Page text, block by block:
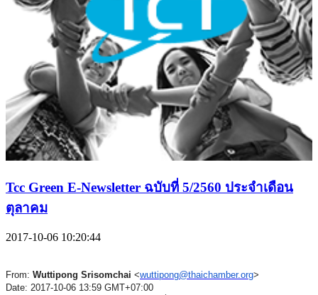
Tcc Green E-Newsletter ฉบับที่ 5/2560 ประจำเดือน
ตุลาคม
2017-10-06 10:20:44
From: Wuttipong Srisomchai <wuttipong@thaichamber.org>
Date: 2017-10-06 13:59 GMT+07:00